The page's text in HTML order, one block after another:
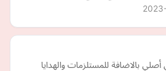
بالاضافة للمستلزمات والهدايا